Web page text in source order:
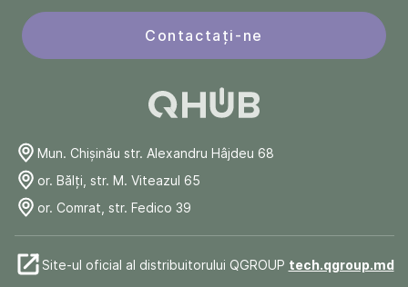
Contactați-ne
Mun. Chişinău str. Alexandru Hâjdeu 68
or. Bălți, str. M. Viteazul 65
or. Comrat, str. Fedico 39
Site-ul oficial al distribuitorului QGROUP tech.qgroup.md